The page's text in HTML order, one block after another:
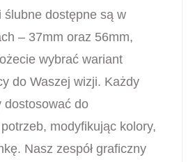
ślubne dostępne są w
– 37mm oraz 56mm,
wybrać wariant
do Waszej wizji. Każdy
dostosować do
modyfikując kolory,
Nasz zespół graficzny